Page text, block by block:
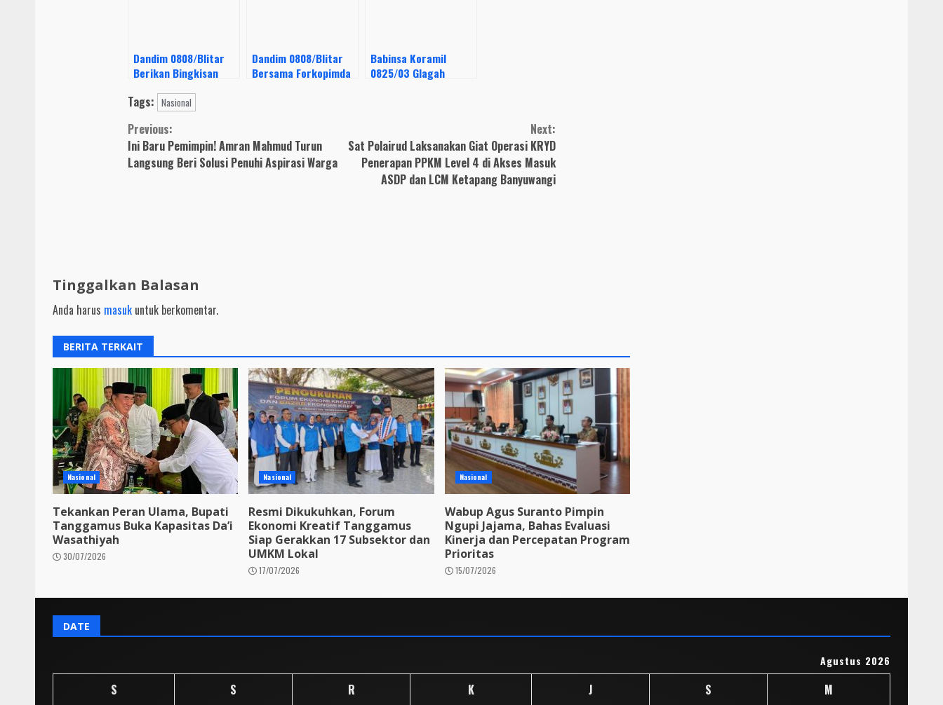
Dandim 0808/Blitar
Berikan Bingkisan
Sakit, Beri Dukungan
Dandim 0808/Blitar
Bersama Forkopimda
Babinsa Koramil
0825/03 Glagah
Tags: Nasional
Continue
Reading
Previous:
Ini Baru Pemimpin! Amran Mahmud Turun
Langsung Beri Solusi Penuhi Aspirasi Warga
Next:
Sat Polairud Laksanakan Giat Operasi KRYD
Penerapan PPKM Level 4 di Akses Masuk
ASDP dan LCM Ketapang Banyuwangi
Tinggalkan Balasan
Anda harus masuk untuk berkomentar.
BERITA TERKAIT
Nasional
Tekankan Peran Ulama, Bupati
Tanggamus Buka Kapasitas Da’i
Wasathiyah
30/07/2026
Nasional
Resmi Dikukuhkan, Forum
Ekonomi Kreatif Tanggamus
Siap Gerakkan 17 Subsektor dan
UMKM Lokal
17/07/2026
Nasional
Wabup Agus Suranto Pimpin
Ngupi Jajama, Bahas Evaluasi
Kinerja dan Percepatan Program
Prioritas
15/07/2026
DATE
Agustus 2026
S S R K J S M